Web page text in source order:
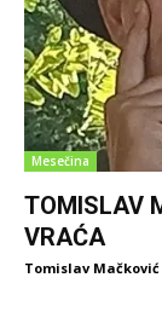
Mesečina
TOMISLAV
VRAĆA
Tomislav Mačković